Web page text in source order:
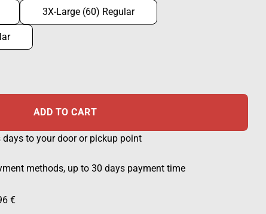
3X-Large (60) Regular
quantity
ADD TO CART
days to your door or pickup point
methods, up to 30 days payment time
€